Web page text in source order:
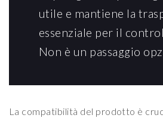
utile e mantiene la
essenziale per il
Non è un passaggio
La compatibilità del prodotto è